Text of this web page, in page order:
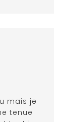
mais je
tenue